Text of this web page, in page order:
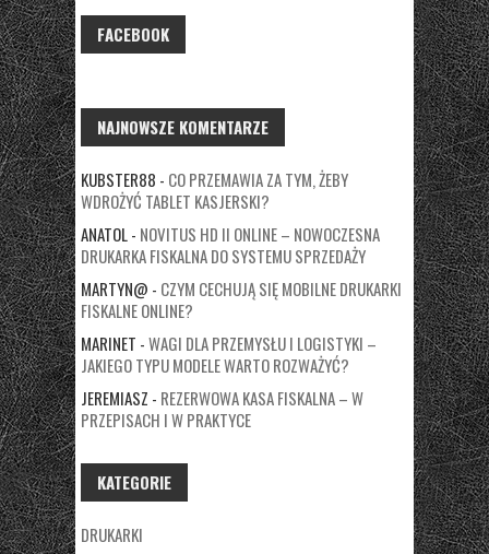
FACEBOOK
NAJNOWSZE KOMENTARZE
KUBSTER88 - CO PRZEMAWIA ZA TYM, ŻEBY
WDROŻYĆ TABLET KASJERSKI?
ANATOL- NOVITUS HD II ONLINE – NOWOCZESNA
DRUKARKA FISKALNA DO SYSTEMU SPRZEDAŻY
MARTYN@ - CZYM CECHUJĄ SIĘ MOBILNE DRUKARKI
FISKALNE ONLINE?
MARINET -WAGI DLA PRZEMYSŁU I LOGISTYKI –
JAKIEGO TYPU MODELE WARTO ROZWAŻYĆ?
JEREMIASZ - REZERWOWA KASA FISKALNA – W
PRZEPISACH I W PRAKTYCE
KATEGORIE
DRUKARKI